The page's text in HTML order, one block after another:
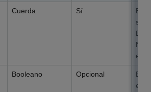
Cuerda Sí
El
El
No
Booleano Opcional
El
es